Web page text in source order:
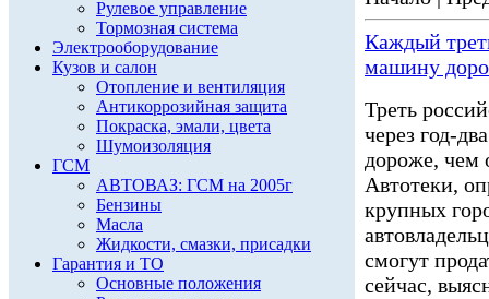
Рулевое управление
Тормозная система
Электрооборудование
Кузов и салон
Отопление и вентиляция
Антикоррозийная защита
Покраска, эмали, цвета
Шумоизоляция
ГСМ
АВТОВАЗ: ГСМ на 2005г
Бензины
Масла
Жидкости, смазки, присадки
Гарантия и ТО
Основные положения
Каждый
машину
Треть
через год-
дороже, чем
Автотеки,
крупных
смогут
сейчас,